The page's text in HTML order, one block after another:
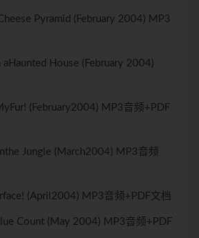
Pyramid (February 2004) MP3
House (February 2004)
(February2004) MP3音频+PDF
Jungle (March2004) MP3音频
(April2004) MP3音频+PDF文档
Count (May 2004) MP3音频+PDF